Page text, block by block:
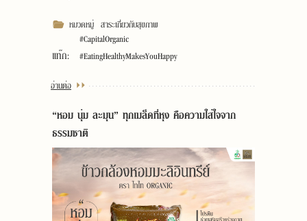
หมวดหมู่ สาระเกี่ยวกับสุขภาพ
แท๊ก:
#CapitalOrganic
#EatingHealthyMakesYouHappy
อ่านต่อ
“หอม นุ่ม ละมุน” ทุกเมล็ดที่หุง คือความใส่ใจจาก
ธรรมชาติ